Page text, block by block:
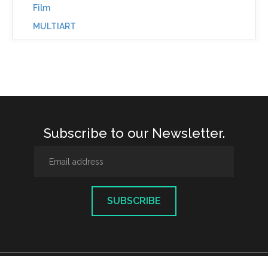
Film
MULTIART
Subscribe to our Newsletter.
SUBSCRIBE